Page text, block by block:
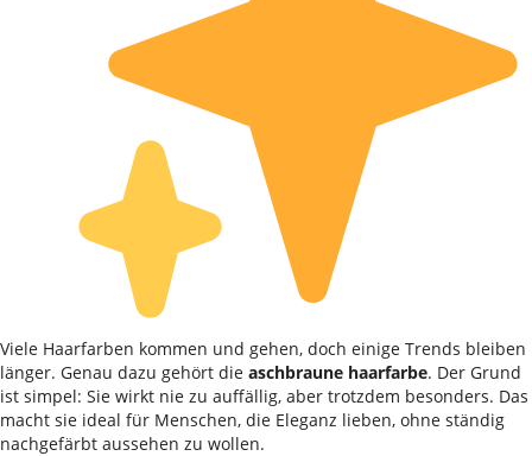
Viele Haarfarben kommen und gehen, doch einige Trends bleiben
länger. Genau dazu gehört die aschbraune haarfarbe. Der Grund
ist simpel: Sie wirkt nie zu auffällig, aber trotzdem besonders. Das
macht sie ideal für Menschen, die Eleganz lieben, ohne ständig
nachgefärbt aussehen zu wollen.